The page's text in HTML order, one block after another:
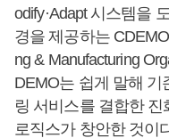
odify·Adapt 시스템을
경을 제공하는
ng & Manufacturing
DEMO는 쉽게 말해 기
링 서비스를 결합한
로직스가 창안한 것이